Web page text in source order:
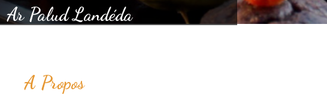
Ar Palud Landéda
A Propos